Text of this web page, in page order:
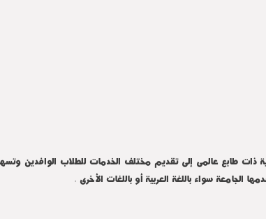
ذات طابع عالمى إلى تقديم مختلف الخدمات للطلاب الوافدين
الجامعة سواء باللغة العربية أو باللغات الأخرى .